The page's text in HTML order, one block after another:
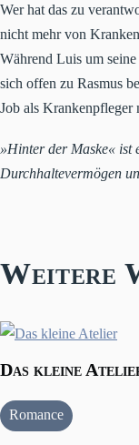
Wer hat das zu
nicht mehr von
Während Luis um
sich offen zu Rasmus
Job als Krankenpfleger
»Hinter der Maske« ist
Durchhaltevermögen
Weitere
Das kleine
Romance